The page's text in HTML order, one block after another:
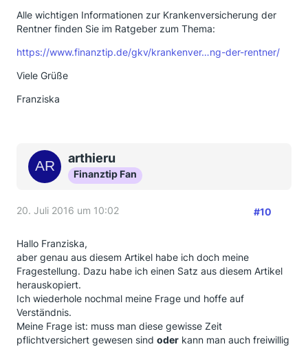
Alle wichtigen Informationen zur Krankenversicherung der
Rentner finden Sie im Ratgeber zum Thema:
https://www.finanztip.de/gkv/krankenver…ng-der-rentner/
Viele Grüße
Franziska
arthieru
Finanztip Fan
20. Juli 2016 um 10:02 #10
Hallo Franziska,
aber genau aus diesem Artikel habe ich doch meine
Fragestellung. Dazu habe ich einen Satz aus diesem Artikel
herauskopiert.
Ich wiederhole nochmal meine Frage und hoffe auf
Verständnis.
Meine Frage ist: muss man diese gewisse Zeit
pflichtversichert gewesen sind oder kann man auch freiwillig